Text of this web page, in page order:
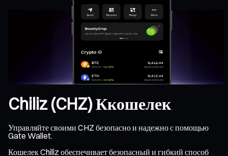
Chiliz (CHZ) Ккошелек
Управляйте своими CHZ безопасно и надежно с помощью
Gate Wallet.
Кошелек Chiliz обеспечивает безопасный и гибкий способ